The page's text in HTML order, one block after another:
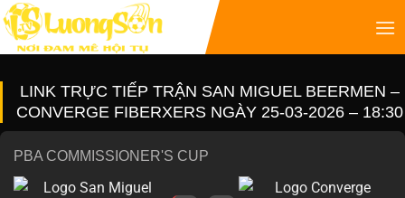
LINK TRỰC TIẾP TRẬN SAN MIGUEL BEERMEN –
CONVERGE FIBERXERS NGÀY 25-03-2026 – 18:30
PBA COMMISSIONER'S CUP